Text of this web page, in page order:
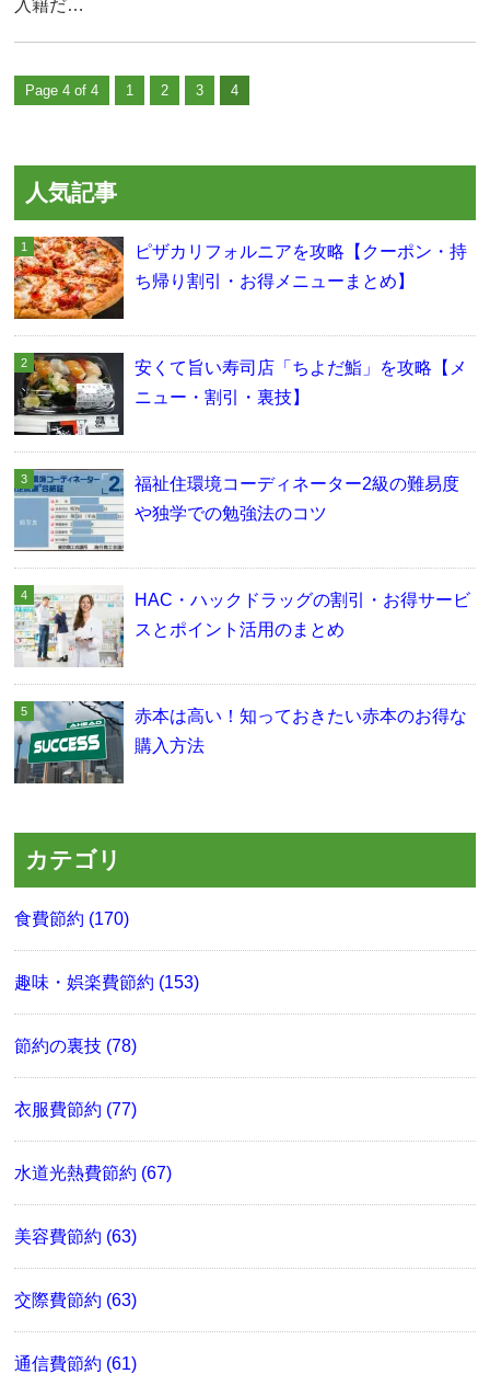
入籍だ…
Page 4 of 4 1 2 3 4
人気記事
ピザカリフォルニアを攻略【クーポン・持
ち帰り割引・お得メニューまとめ】
安くて旨い寿司店「ちよだ鮨」を攻略【メ
ニュー・割引・裏技】
福祉住環境コーディネーター2級の難易度
や独学での勉強法のコツ
HAC・ハックドラッグの割引・お得サービ
スとポイント活用のまとめ
赤本は高い！知っておきたい赤本のお得な
購入方法
カテゴリ
食費節約 (170)
趣味・娯楽費節約 (153)
節約の裏技 (78)
衣服費節約 (77)
水道光熱費節約 (67)
美容費節約 (63)
交際費節約 (63)
通信費節約 (61)